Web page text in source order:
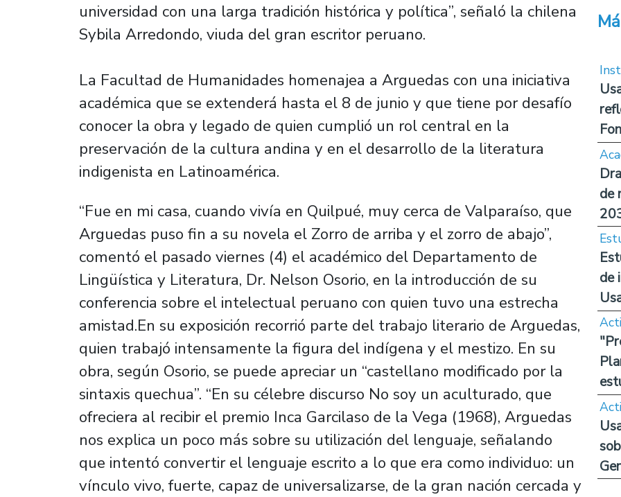
universidad con una larga tradición histórica y política”, señaló la chilena
Sybila Arredondo, viuda del gran escritor peruano.
La Facultad de Humanidades homenajea a Arguedas con una iniciativa
académica que se extenderá hasta el 8 de junio y que tiene por desafío
conocer la obra y legado de quien cumplió un rol central en la
preservación de la cultura andina y en el desarrollo de la literatura
indigenista en Latinoamérica.
“Fue en mi casa, cuando vivía en Quilpué, muy cerca de Valparaíso, que
Arguedas puso fin a su novela el Zorro de arriba y el zorro de abajo”,
comentó el pasado viernes (4) el académico del Departamento de
Lingüística y Literatura, Dr. Nelson Osorio, en la introducción de su
conferencia sobre el intelectual peruano con quien tuvo una estrecha
amistad.En su exposición recorrió parte del trabajo literario de Arguedas,
quien trabajó intensamente la figura del indígena y el mestizo. En su
obra, según Osorio, se puede apreciar un “castellano modificado por la
sintaxis quechua”. “En su célebre discurso No soy un aculturado, que
ofreciera al recibir el premio Inca Garcilaso de la Vega (1968), Arguedas
nos explica un poco más sobre su utilización del lenguaje, señalando
que intentó convertir el lenguaje escrito a lo que era como individuo: un
vínculo vivo, fuerte, capaz de universalizarse, de la gran nación cercada y
de
de